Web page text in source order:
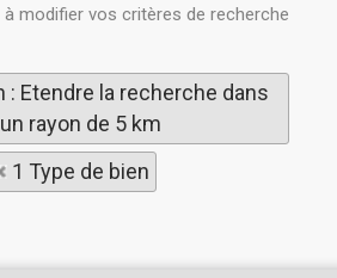
modifier vos critères de recherche
: Etendre la recherche dans
un rayon de 5 km
1 Type de bien